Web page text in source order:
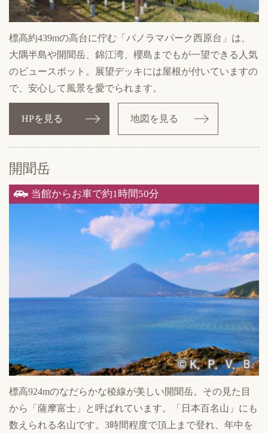
標高約439mの高台に佇む「パノラマパーク西原台」は、
大隅半島や開聞岳、錦江湾、櫻島までもが一望できる人気
のビュースポット。展望デッキには屋根が付いていますの
で、安心して風景を愛でられます。
HPを見る 地図を見る
開聞岳
当館からお車で約1時間50分
標高924mのなだらかな稜線が美しい開聞岳。その見た目
から「薩摩富士」と呼ばれています。「日本百名山」にも
数えられる名山です。3時間程度で頂上まで登れ、年中を